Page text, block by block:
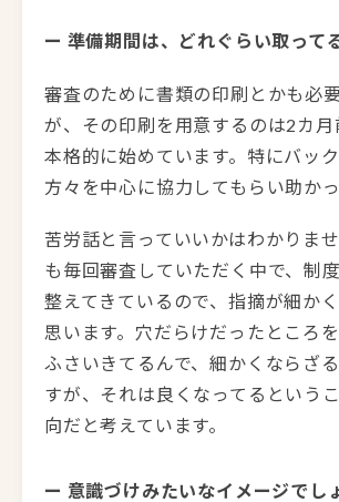
ー 準備期間は、どれぐらい取って
審査のために書類の印刷とかも必
が、その印刷を用意するのは2カ月
本格的に始めています。特にバッ
方々を中心に協力してもらい助かっ
苦労話と言っていいかはわかりま
も毎回審査していただく中で、制
整えてきているので、指摘が細か
思います。穴だらけだったところ
ふさいきてるんで、細かくならざ
すが、それは良くなってるという
向だと考えています。
ー 意識づけみたいなイメージでし